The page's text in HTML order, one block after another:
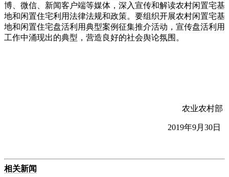
博、微信、新闻客户端等媒体，深入宣传和解读农村闲置宅基
地和闲置住宅利用法律法规和政策。要组织开展农村闲置宅基
地和闲置住宅盘活利用典型案例征集推介活动，宣传盘活利用
工作中涌现出的典型，营造良好的社会舆论氛围。
农业农村部
2019年9月30日
相关新闻